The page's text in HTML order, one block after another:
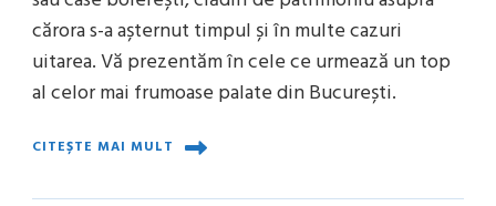
cărora s-a așternut timpul și în multe cazuri
uitarea. Vă prezentăm în cele ce urmează un top
al celor mai frumoase palate din București.
CITEȘTE MAI MULT